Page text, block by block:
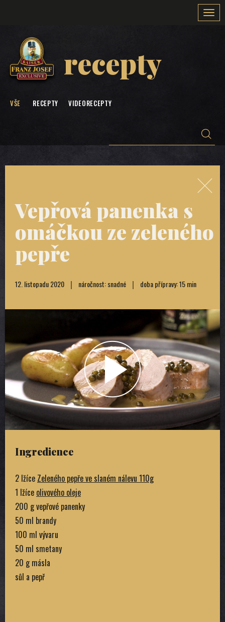
recepty
VŠE RECEPTY VIDEORECEPTY
Vepřová panenka s
omáčkou ze zeleného
pepře
12. listopadu 2020 náročnost: snadné doba přípravy: 15 min
Ingredience
2 lžíce Zeleného pepře ve slaném nálevu 110g
1 lžíce olivového oleje
200 g vepřové panenky
50 ml brandy
100 ml vývaru
50 ml smetany
20 g másla
sůl a pepř